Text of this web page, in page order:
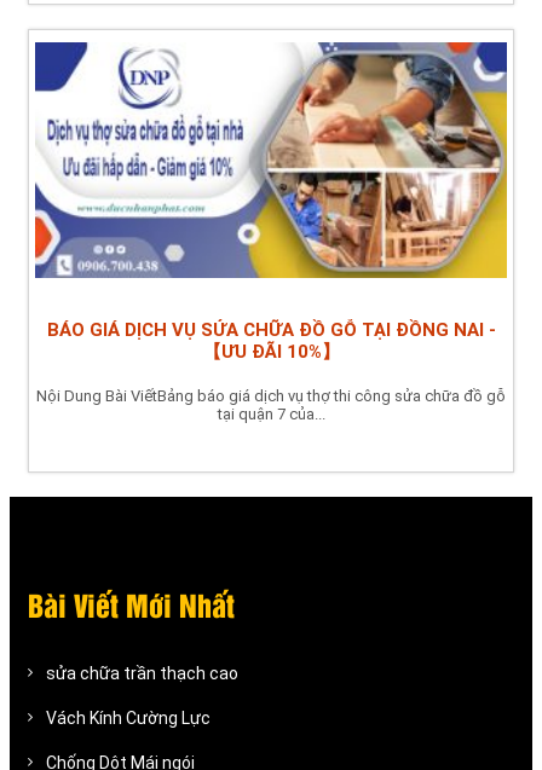
BÁO GIÁ DỊCH VỤ SỬA CHỮA ĐỒ GỖ TẠI ĐỒNG NAI -
【ƯU ĐÃI 10%】
Nội Dung Bài ViếtBảng báo giá dịch vụ thợ thi công sửa chữa đồ gỗ
tại quận 7 của...
Bài Viết Mới Nhất
sửa chữa trần thạch cao
Vách Kính Cường Lực
Chống Dột Mái ngói